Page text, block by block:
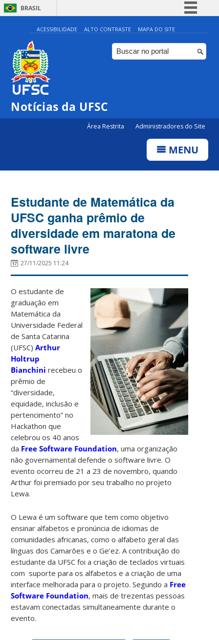
BRASIL
Simplifique!
Comunica BR
Participe
ACESSIBILIDADE ALTO CONTRASTE MAPA DO SITE
Notícias da UFSC
Área Restrita Administradores do Site
MENU
Estudante de Matemática da
UFSC ganha prêmio de
diversidade em maratona de
software livre
27/11/2025 11:24
O estudante de
graduação em
Matemática da
Universidade Federal
de Santa Catarina
(UFSC)Arthur
Holtrup
Bianchini recebeu o
prêmio de
“diversidade,
equidade, inclusão e
pertencimento” no
Hackathon que
celebrou os 40 anos
da Free Software Foundation, uma organização
não governamental defende o software livre. O
evento ocorreu de 21 a 23 de novembro, quando
Arthur foi premiado por seu trabalho no projeto
Lewa.
O Lewa é um software que tem como objetivo
ensinar alfabetos e pronúncia de idiomas de
comunidades africanas, como o alfabeto geral das
línguas dos Camarões e o Ge’ez. A contribuição do
estudante da UFSC foi a criação de teclados virtuais
com suporte para os alfabetos e a criação de uma
interface melhorada para o projeto. Segundo a Free
Software Foundation, mais de trezentas pessoas
estavam conectadas simultaneamente durante o
evento.